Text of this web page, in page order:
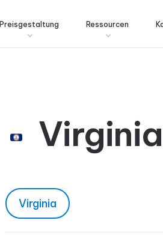
Preisgestaltung Ressourcen
Virginia
Virginia